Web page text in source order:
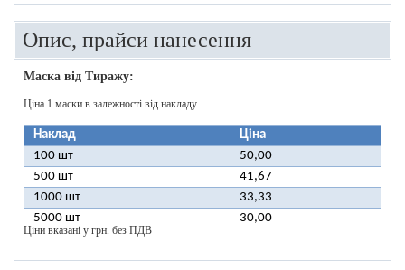
Опис, прайси нанесення
Маска від Тиражу:
Ціна 1 маски в залежності від накладу
Наклад
Ціна
100 шт
50,00
500 шт
41,67
1000 шт
33,33
5000 шт
30,00
Ціни вказані у грн. без ПДВ